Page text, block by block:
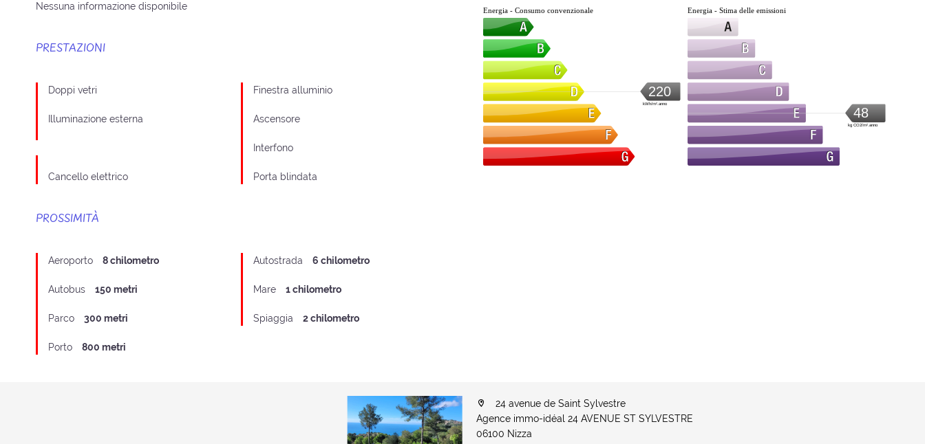
Nessuna informazione disponibile
PRESTAZIONI
Doppi vetri Finestra alluminio
Illuminazione esterna Ascensore
Interfono
Cancello elettrico Porta blindata
PROSSIMITÀ
Aeroporto 8 chilometro Autostrada 6 chilometro
Autobus 150 metri Mare 1 chilometro
Parco 300 metri Spiaggia 2 chilometro
Porto 800 metri
Energia - Consumo convenzionale
220
kWh/m².anno
Energia - Stima delle emissioni
48
kg CO2/m².anno
24 avenue de Saint Sylvestre
Agence immo-idéal 24 AVENUE ST SYLVESTRE
06100 Nizza